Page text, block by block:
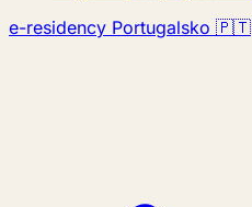
e-residency Portugalsko 🇵🇹